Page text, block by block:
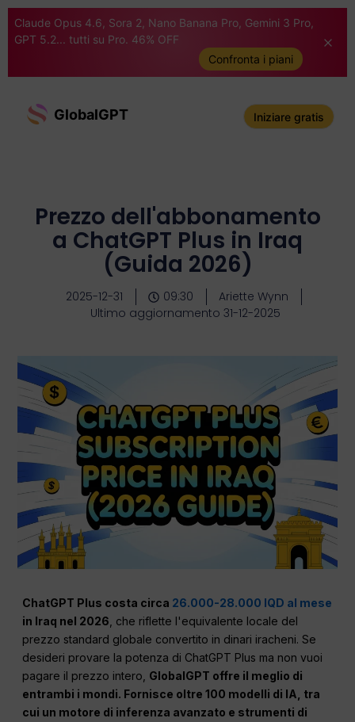
Claude Opus 4.6, Sora 2, Nano Banana Pro, Gemini 3 Pro,
GPT 5.2... tutti su Pro. 46% OFF
Confronta i piani
GlobalGPT Iniziare gratis
Prezzo dell'abbonamento
a ChatGPT Plus in Iraq
(Guida 2026)
2025-12-31 09:30
Ariette Wynn
Ultimo aggiornamento 31-12-2025
ChatGPT Plus costa circa 26.000-28.000 IQD al mese
in Iraq nel 2026 , che riflette l'equivalente locale del
prezzo standard globale convertito in dinari iracheni. Se
desideri provare la potenza di ChatGPT Plus ma non vuoi
pagare il prezzo intero, GlobalGPT offre il meglio di
entrambi i mondi. Fornisce oltre 100 modelli di IA, tra
cui un motore di inferenza avanzato e strumenti di